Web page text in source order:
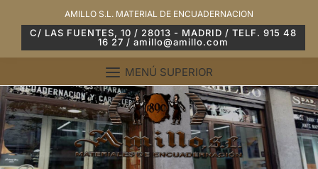
contenido
AMILLO S.L. MATERIAL DE ENCUADERNACION
C/ LAS FUENTES, 10 / 28013 - MADRID / TELF. 915 48
16 27 / amillo@amillo.com
MENÚ SUPERIOR